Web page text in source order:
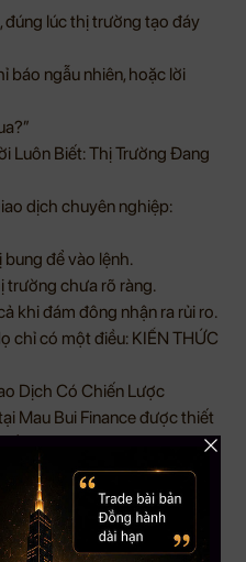
đúng lúc thị trường tạo đáy
báo ngẫu nhiên, hoặc lời
Luôn Biết: Thị Trường Đang
dịch chuyên nghiệp:
để vào lệnh.
trường chưa rõ ràng.
khi đám đông nhận ra rủi ro.
chỉ có một điều: KIẾN THỨC
Dịch Có Chiến Lược
Mau Bui Finance được thiết
giao dịch bài bản. Bạn sẽ
nào trong chu kỳ.
nên đứng ngoài.
trúc xu hướng như một